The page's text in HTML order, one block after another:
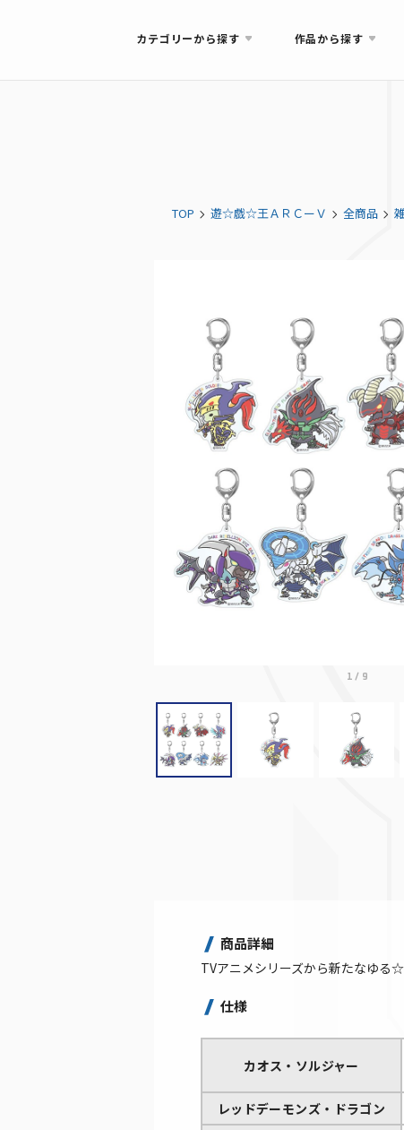
カテゴリーから探す 作品から探す
TOP 遊☆戯☆王ＡＲＣーＶ 全商品
1/ 9
商品詳細
TVアニメシリーズから新たなゆる
仕様
カオス・ソルジャー
レッドデーモンズ・ドラゴン